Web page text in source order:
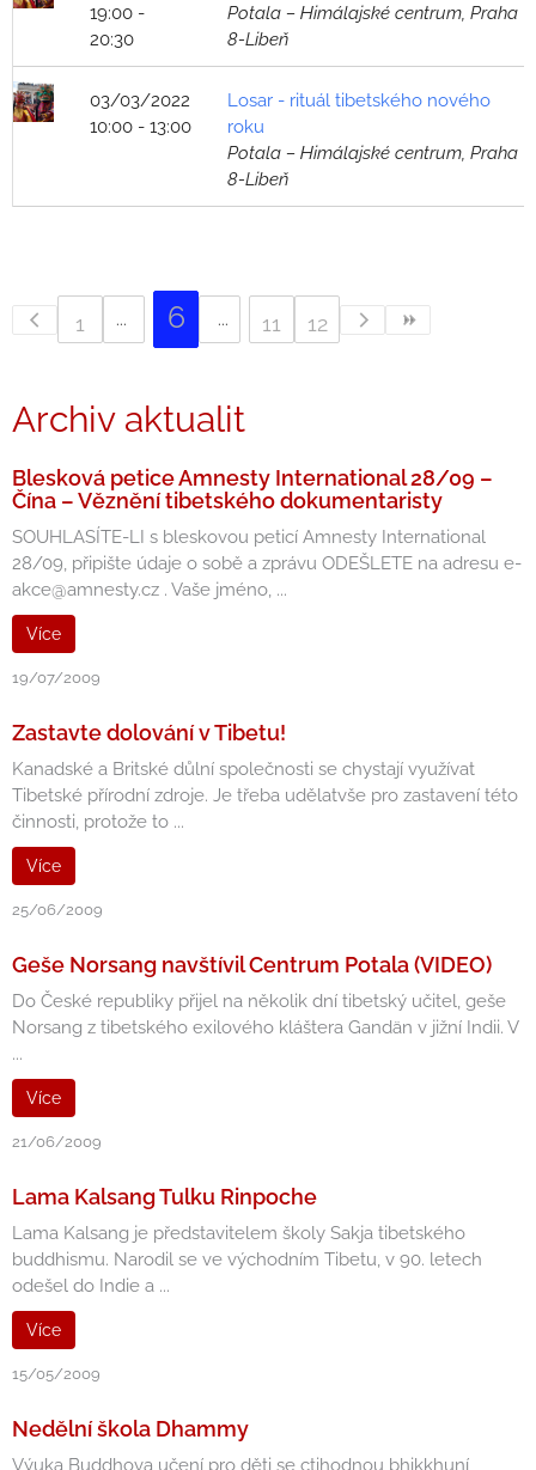
19:00 -
20:30
Potala – Himálajské centrum, Praha
8-Libeň
03/03/2022
10:00 - 13:00
Losar - rituál tibetského nového
roku
Potala – Himálajské centrum, Praha
8-Libeň
1 6 11 12
Archiv aktualit
Blesková petice Amnesty International 28/09 –
Čína – Věznění tibetského dokumentaristy
SOUHLASÍTE-LI s bleskovou peticí Amnesty International
28/09, připište údaje o sobě a zprávu ODEŠLETE na adresu e-
akce@amnesty.cz . Vaše jméno, ...
Více
19/07/2009
Zastavte dolování v Tibetu!
Kanadské a Britské důlní společnosti se chystají využívat
Tibetské přírodní zdroje. Je třeba udělatvše pro zastavení této
činnosti, protože to ...
Více
25/06/2009
Geše Norsang navštívil Centrum Potala (VIDEO)
Do České republiky přijel na několik dní tibetský učitel, geše
Norsang z tibetského exilového kláštera Gandän v jižní Indii. V
...
Více
21/06/2009
Lama Kalsang Tulku Rinpoche
Lama Kalsang je představitelem školy Sakja tibetského
buddhismu. Narodil se ve východním Tibetu, v 90. letech
odešel do Indie a ...
Více
15/05/2009
Nedělní škola Dhammy
Výuka Buddhova učení pro děti se ctihodnou bhikkhuní